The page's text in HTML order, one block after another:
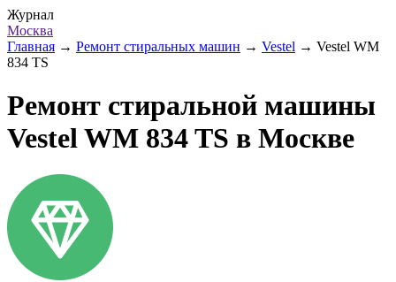
Журнал
Москва
Главная → Ремонт стиральных машин → Vestel → Vestel WM
834 TS
Ремонт стиральной машины
Vestel WM 834 TS в Москве